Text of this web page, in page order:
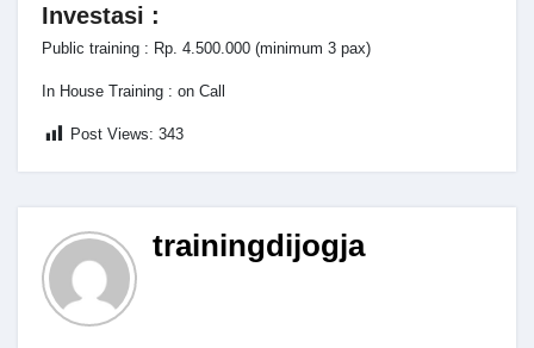
Investasi :
Public training : Rp. 4.500.000 (minimum 3 pax)
In House Training : on Call
Post Views: 343
trainingdijogja